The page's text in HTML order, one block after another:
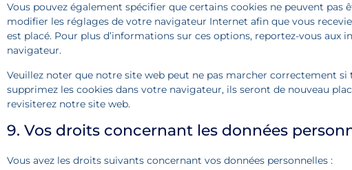
Vous pouvez également spécifier que certains cookies ne peuvent pas
modifier les réglages de votre navigateur Internet afin que vous
est placé. Pour plus d’informations sur ces options, reportez-vous aux
navigateur.
Veuillez noter que notre site web peut ne pas marcher correctement si
supprimez les cookies dans votre navigateur, ils seront de nouveau
revisiterez notre site web.
9. Vos droits concernant les données
Vous avez les droits suivants concernant vos données personnelles :